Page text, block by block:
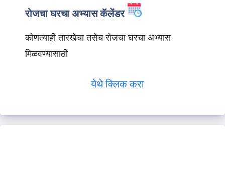
रोजचा घरचा अभ्यास कॅलेंडर
कोणत्याही तारखेचा तसेच रोजचा घरचा अभ्यास
मिळवण्यासाठी
येथे क्लिक करा